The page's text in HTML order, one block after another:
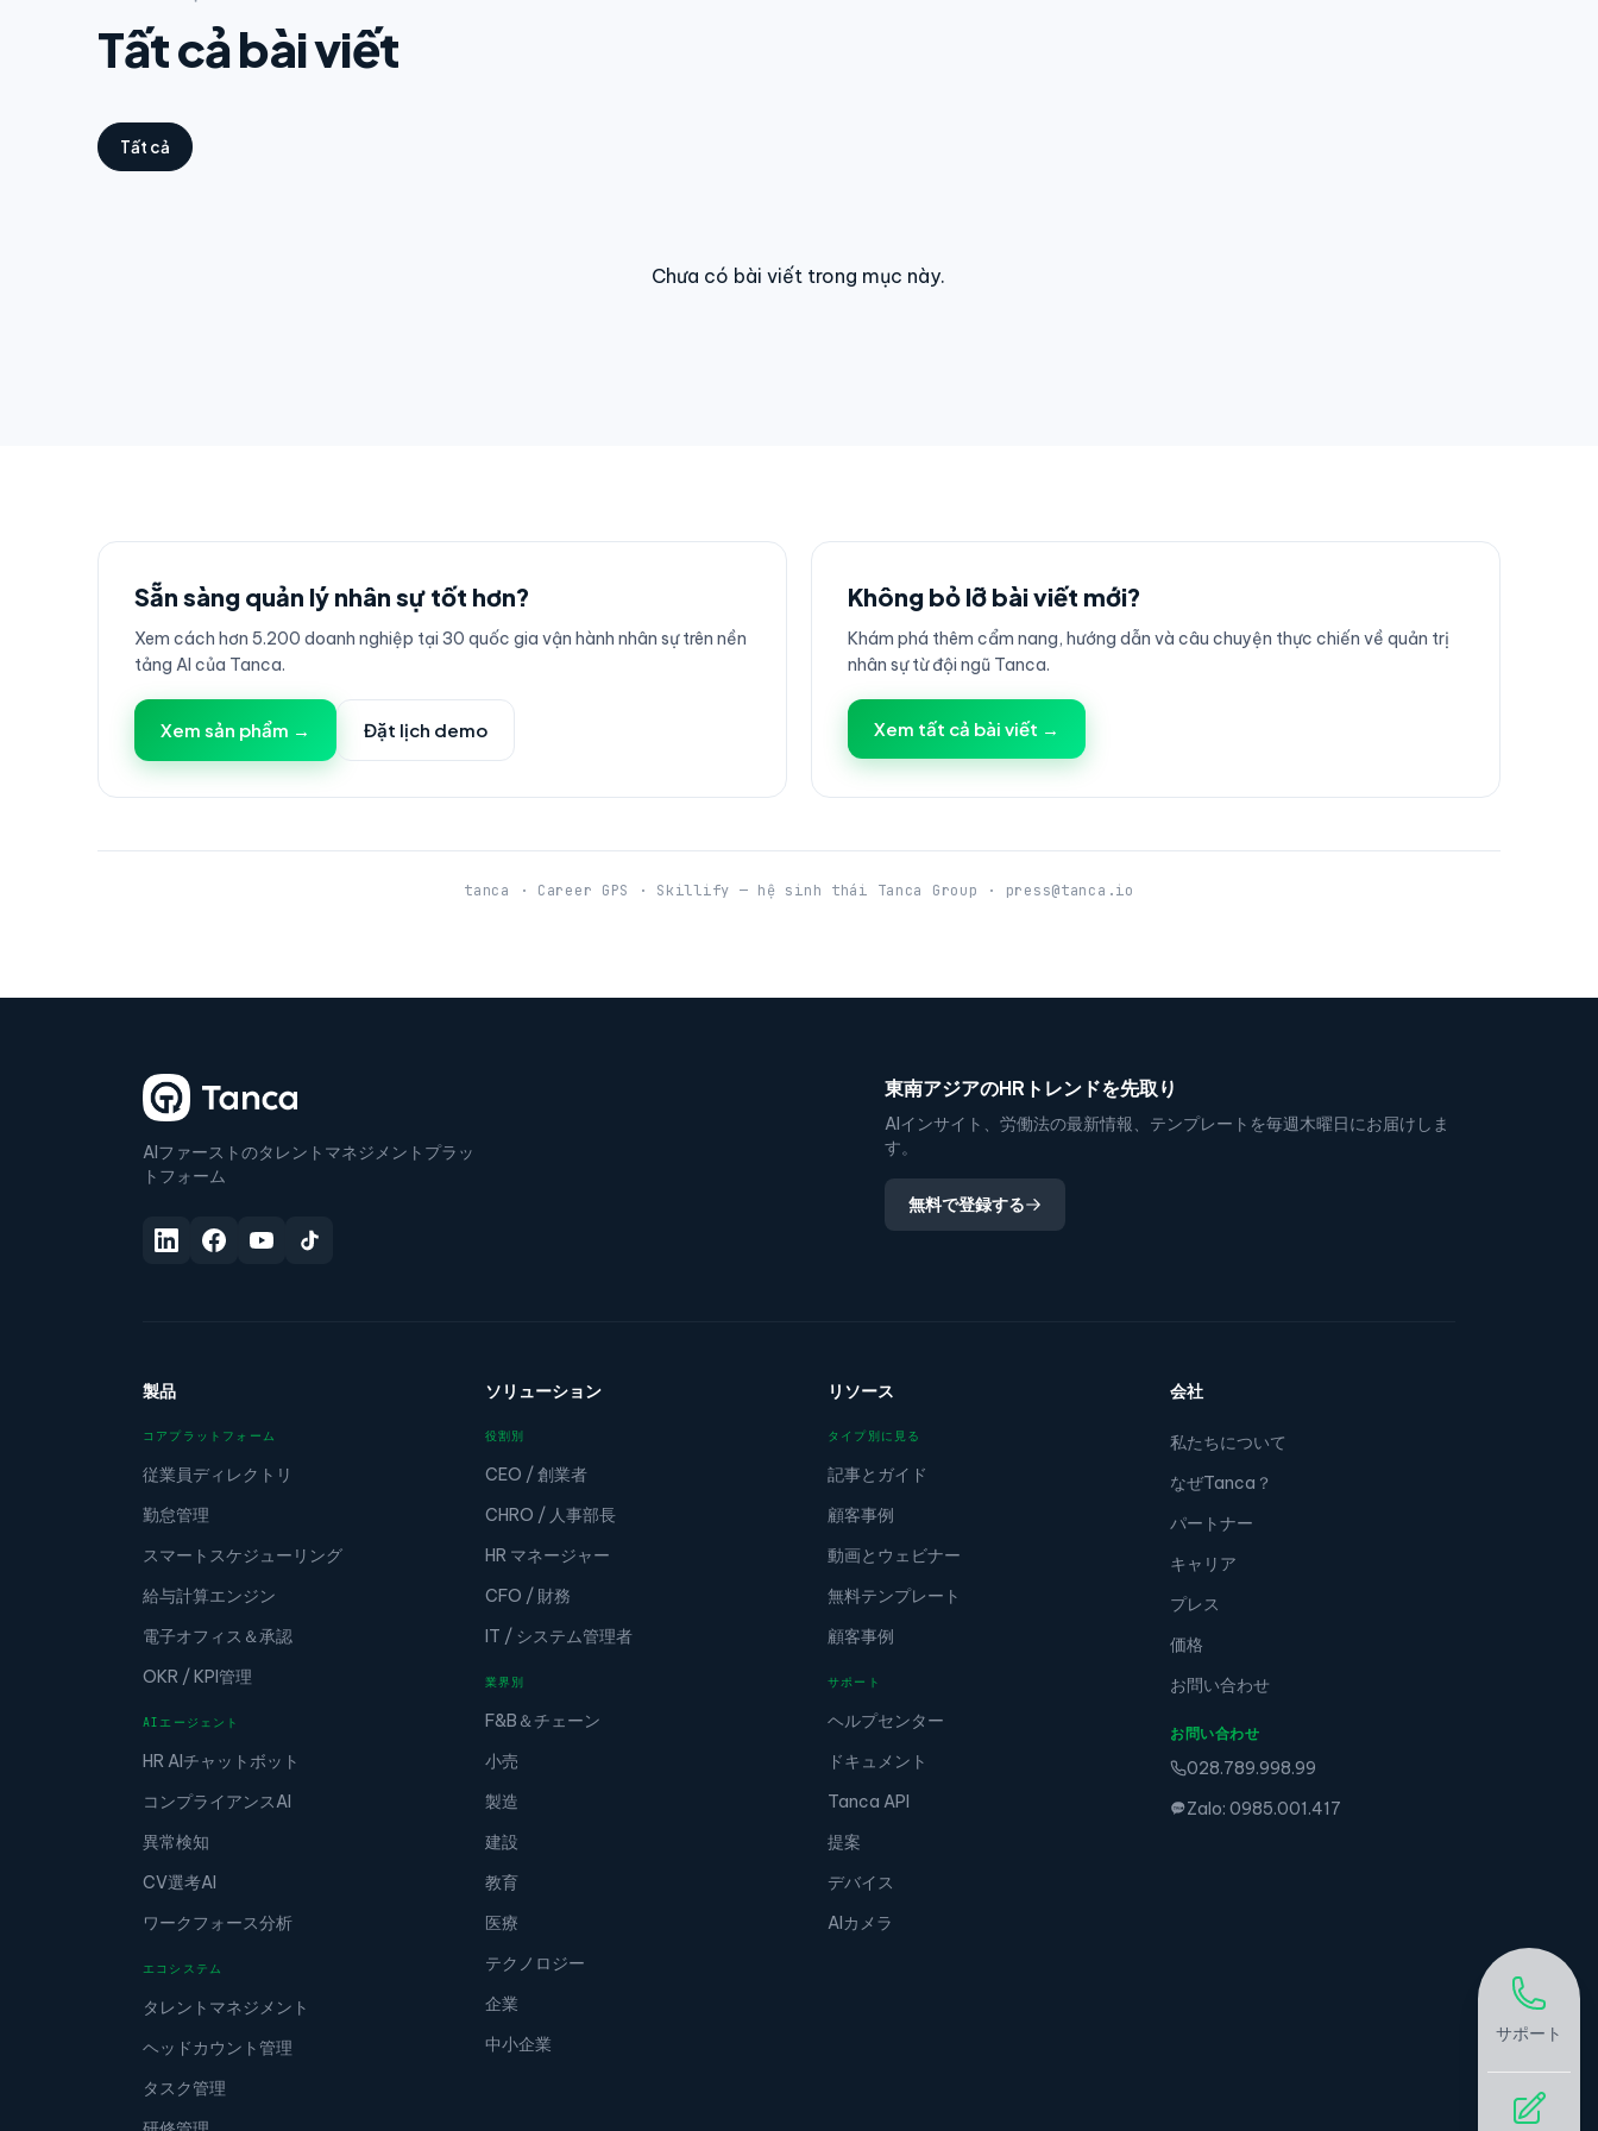
Tất cả bài viết
Tất cả
Chưa có bài viết trong mục này.
Sẵn sàng quản lý nhân sự tốt hơn?
Xem cách hơn 5.200 doanh nghiệp tại 30 quốc gia vận hành nhân sự trên nền
tảng AI của Tanca.
Xem sản phẩm → Đặt lịch demo
Không bỏ lỡ bài viết mới?
Khám phá thêm cẩm nang, hướng dẫn và câu chuyện thực chiến về quản trị
nhân sự từ đội ngũ Tanca.
Xem tất cả bài viết →
tanca · Career GPS · Skillify — hệ sinh thái Tanca Group · press@tanca.io
AIファーストのタレントマネジメントプラッ
トフォーム
東南アジアのHRトレンドを先取り
AIインサイト、労働法の最新情報、テンプレートを毎週木曜日にお届けしま
す。
無料で登録する
製品
コアプラットフォーム
従業員ディレクトリ
勤怠管理
スマートスケジューリング
給与計算エンジン
電子オフィス＆承認
OKR / KPI管理
AIエージェント
HR AIチャットボット
コンプライアンスAI
異常検知
CV選考AI
ワークフォース分析
エコシステム
タレントマネジメント
ヘッドカウント管理
タスク管理
ソリューション
役割別
CEO / 創業者
CHRO / 人事部長
HR マネージャー
CFO / 財務
IT / システム管理者
業界別
F&B＆チェーン
小売
製造
建設
教育
医療
テクノロジー
企業
中小企業
リソース
タイプ別に見る
記事とガイド
顧客事例
動画とウェビナー
無料テンプレート
顧客事例
サポート
ヘルプセンター
ドキュメント
Tanca API
提案
デバイス
AIカメラ
会社
私たちについて
なぜTanca？
パートナー
キャリア
プレス
価格
お問い合わせ
お問い合わせ
028.789.998.99
Zalo: 0985.001.417
サポート